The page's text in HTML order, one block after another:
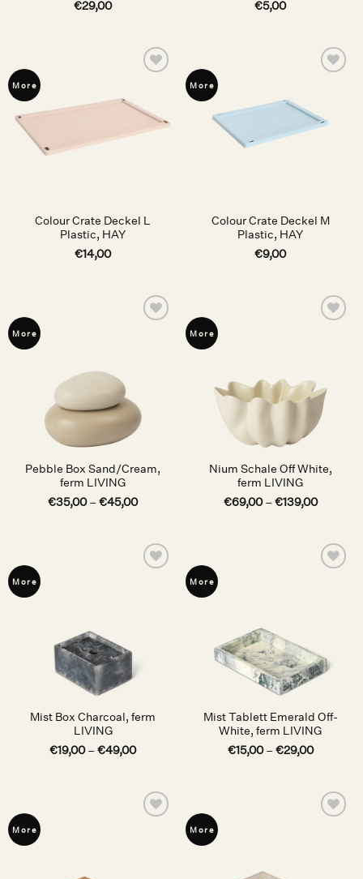
€29,00 €5,00
More
Colour Crate Deckel L
Plastic, HAY
€14,00
More
Colour Crate Deckel M
Plastic, HAY
€9,00
More
Pebble Box Sand/Cream,
ferm LIVING
€35,00–€45,00
More
Nium Schale Off White,
ferm LIVING
€69,00–€139,00
More
Mist Box Charcoal, ferm
LIVING
€19,00–€49,00
More
Mist Tablett Emerald Off-
White, ferm LIVING
€15,00–€29,00
More More